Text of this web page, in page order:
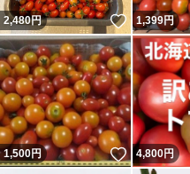
2,480円 いいね！
1,399円
1,500円 いいね！
4,800円